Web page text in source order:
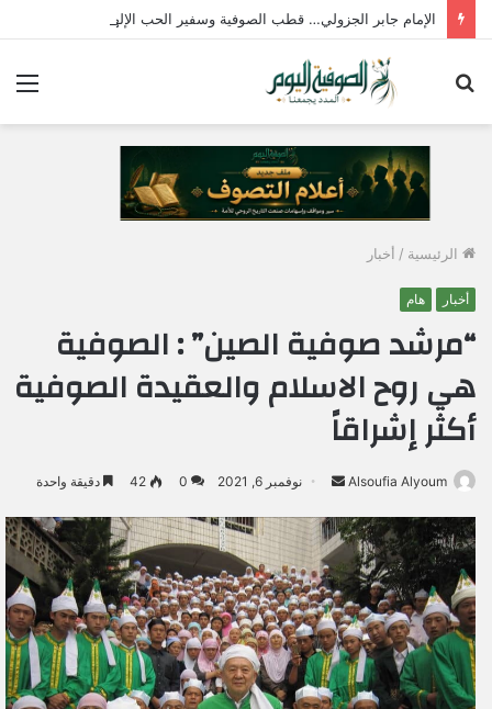
الإمام جابر الجزولي… قطب الصوفية وسفير الحب الإلهي في مصر
الرئيسية / أخبار
أخبار هام
“مرشد صوفية الصين” : الصوفية
هي روح الاسلام والعقيدة الصوفية
أكثر إشراقاً
Alsoufia Alyoum
س
ل
ب
ر
ي
د
ا
نوفمبر 6, 2021 0
42 دقيقة واحدة